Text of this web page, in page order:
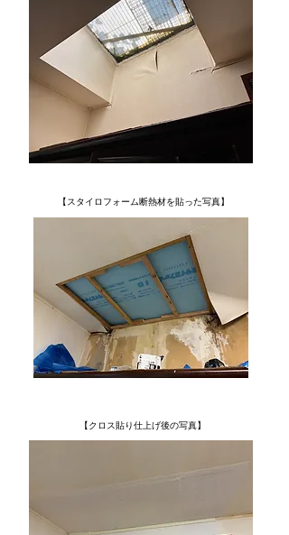
【スタイロフォーム断熱材を貼った写真】
【クロス貼り仕上げ後の写真】